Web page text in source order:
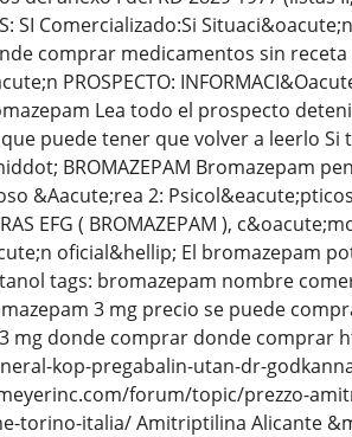
SI Comercializado:Si
comprar medicamentos sin
PROSPECTO:
Lea todo el prospecto
puede tener que volver a leerlo
BROMAZEPAM Bromazepam
&Aacute;rea 2:
EFG ( BROMAZEPAM ),
oficial&hellip; El bromazepam
tags: bromazepam nombre
3 mg precio se puede
mg donde comprar donde
kop-pregabalin-utan-dr-
forum/topic/prezzo-
torino-italia/ Amitriptilina Alicante